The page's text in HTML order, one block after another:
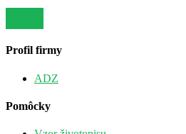
Profil firmy
ADZ
Pomôcky